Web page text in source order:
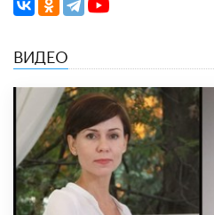
ВИДЕО